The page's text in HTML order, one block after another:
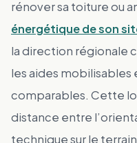
rénover sa toiture ou
énergétique de son
la direction régionale
les aides mobilisables
comparables. Cette
distance entre
technique sur le